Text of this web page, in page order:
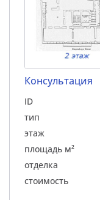
Консультация
ID
тип
этаж
площадь м²
отделка
стоимость